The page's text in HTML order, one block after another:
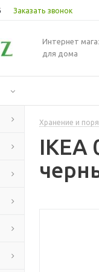
Заказать звонок
Интернет
для дома
Хранение и
IKEA